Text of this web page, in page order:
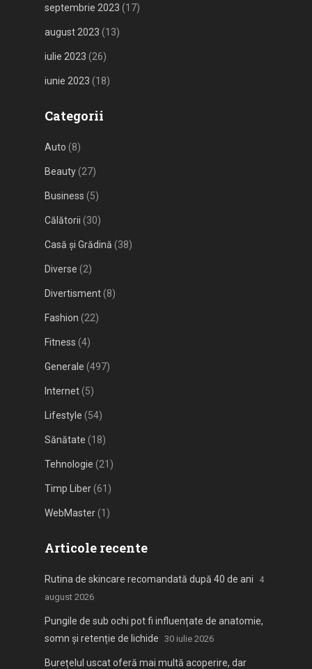
septembrie 2023 (17)
august 2023 (13)
iulie 2023 (26)
iunie 2023 (18)
Categorii
Auto (8)
Beauty(27)
Business (5)
Călătorii (30)
Casă și Grădină (38)
Diverse (2)
Divertisment(8)
Fashion (22)
Fitness (4)
Generale (497)
Internet(5)
Lifestyle (54)
Sănătate (18)
Tehnologie (21)
Timp Liber(61)
WebMaster(1)
Articole recente
Rutina de skincare recomandată după 40 de ani
4
august 2026
Pungile de sub ochi pot fi influențate de anatomie,
somn și retenție de lichide 30 iulie 2026
Burețelul uscat oferă mai multă acoperire, dar